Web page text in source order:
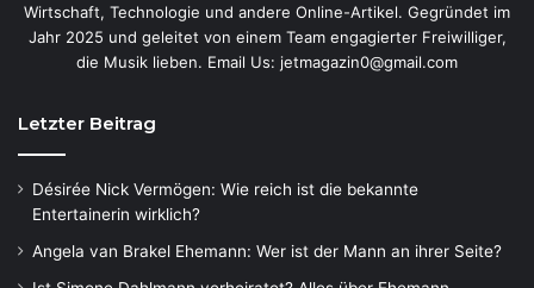
Wirtschaft, Technologie und andere Online-Artikel. Gegründet im
Jahr 2025 und geleitet von einem Team engagierter Freiwilliger,
die Musik lieben. Email Us: jetmagazin0@gmail.com
Letzter Beitrag
Désirée Nick Vermögen: Wie reich ist die bekannte
Entertainerin wirklich?
Angela van Brakel Ehemann: Wer ist der Mann an ihrer Seite?